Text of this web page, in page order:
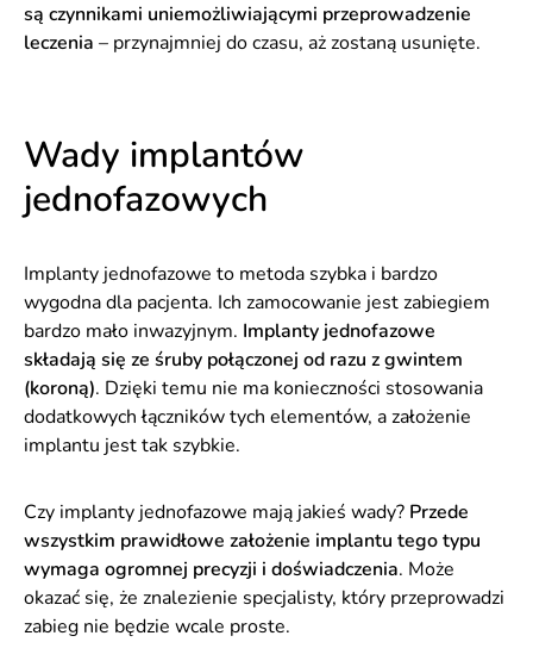
są czynnikami uniemożliwiającymi przeprowadzenie
leczenia – przynajmniej do czasu, aż zostaną usunięte.
Wady implantów
jednofazowych
Implanty jednofazowe to metoda szybka i bardzo
wygodna dla pacjenta. Ich zamocowanie jest zabiegiem
bardzo mało inwazyjnym. Implanty jednofazowe
składają się ze śruby połączonej od razu z gwintem
(koroną). Dzięki temu nie ma konieczności stosowania
dodatkowych łączników tych elementów, a założenie
implantu jest tak szybkie.
Czy implanty jednofazowe mają jakieś wady? Przede
wszystkim prawidłowe założenie implantu tego typu
wymaga ogromnej precyzji i doświadczenia. Może
okazać się, że znalezienie specjalisty, który przeprowadzi
zabieg nie będzie wcale proste.